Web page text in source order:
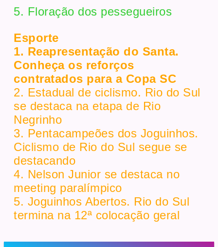
5. Floração dos pessegueiros
Esporte
1. Reapresentação do Santa.
Conheça os reforços
contratados para a Copa SC
2. Estadual de ciclismo. Rio do Sul
se destaca na etapa de Rio
Negrinho
3. Pentacampeões dos Joguinhos.
Ciclismo de Rio do Sul segue se
destacando
4. Nelson Junior se destaca no
meeting paralímpico
5. Joguinhos Abertos. Rio do Sul
termina na 12ª colocação geral